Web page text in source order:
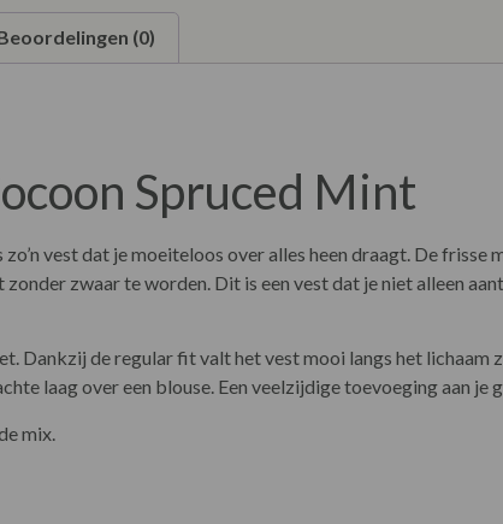
(0)
Spruced Mint
zo’n vest dat je moeiteloos over alles heen draagt. De
zwaar te worden. Dit is een vest dat je niet alleen
Dankzij de regular fit valt het vest mooi langs het lichaam
laag over een blouse. Een veelzijdige toevoeging aan je
mix.